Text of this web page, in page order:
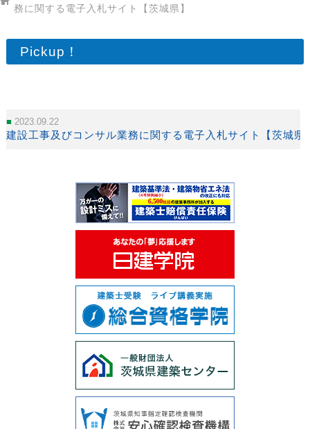
務に関する電子入札サイト【茨城県】
Pickup！
2023.09.22
建設工事及びコンサル業務に関する電子入札サイト【茨城県